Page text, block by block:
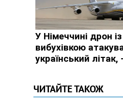
ЧИТАЙТЕ ТАКОЖ